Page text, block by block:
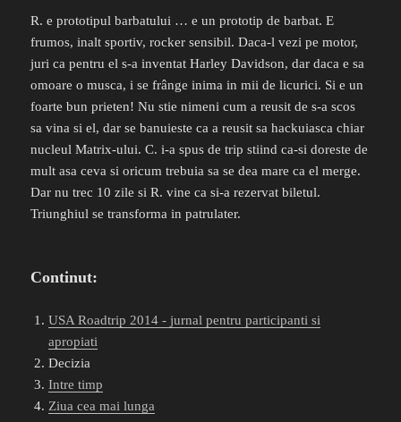
R. e prototipul barbatului … e un prototip de barbat. E
frumos, inalt sportiv, rocker sensibil. Daca-l vezi pe motor,
juri ca pentru el s-a inventat Harley Davidson, dar daca e sa
omoare o musca, i se frânge inima in mii de licurici. Si e un
foarte bun prieten! Nu stie nimeni cum a reusit de s-a scos
sa vina si el, dar se banuieste ca a reusit sa hackuiasca chiar
nucleul Matrix-ului. C. i-a spus de trip stiind ca-si doreste de
mult asa ceva si oricum trebuia sa se dea mare ca el merge.
Dar nu trec 10 zile si R. vine ca si-a rezervat biletul.
Triunghiul se transforma in patrulater.
Continut:
USA Roadtrip 2014 - jurnal pentru participanti si
apropiati
Decizia
Intre timp
Ziua cea mai lunga